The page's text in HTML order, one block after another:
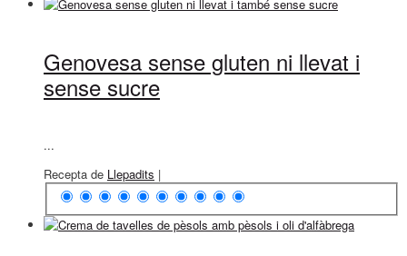
Genovesa sense gluten ni llevat i
sense sucre
...
Recepta de Llepadits |